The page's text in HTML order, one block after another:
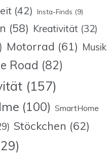
(42) Insta-Finds (9)
(58) Kreativität (32)
Motorrad (61) Musik
Road (82)
(157)
(100) SmartHome
Stöckchen (62)